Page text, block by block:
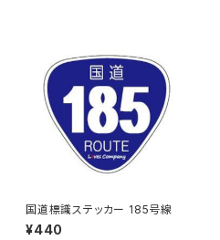
国道標識ステッカー 185号線
¥440